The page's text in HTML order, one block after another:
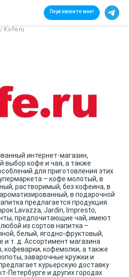
Перезвоните мне!
Kofe.ru
интернет-магазин,
выбор кофе и чая, а также
для приготовления этих
– кофе молотый, в
растворимый, без кофеина, в
в подарочной
предлагается продукция
Lavazza, Jardin, Impresto,
предпочитающие чай, имеют
из сортов напитка –
белый, ягодно-фруктовый,
и т. д. Ассортимент магазина
кофемолки, а также
заварочные кружки и
курьерскую доставку
Петербурге и других городах